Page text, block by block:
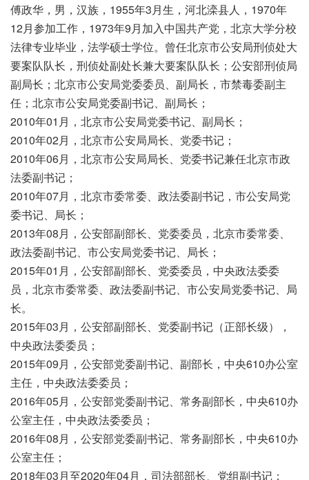
傅政华，男，汉族，1955年3月生，河北滦县人，1970年
12月参加工作，1973年9月加入中国共产党，北京大学分校
法律专业毕业，法学硕士学位。曾任北京市公安局刑侦处大
要案队队长，刑侦处副处长兼大要案队队长；公安部刑侦局
副局长；北京市公安局党委委员、副局长，市禁毒委副主
任；北京市公安局党委副书记、副局长；
2010年01月，北京市公安局党委书记、副局长；
2010年02月，北京市公安局局长、党委书记；
2010年06月，北京市公安局局长、党委书记兼任北京市政
法委副书记；
2010年07月，北京市委常委、政法委副书记，市公安局党
委书记、局长；
2013年08月，公安部副部长、党委委员，北京市委常委、
政法委副书记、市公安局党委书记、局长；
2015年01月，公安部副部长、党委委员，中央政法委委
员，北京市委常委、政法委副书记、市公安局党委书记、局
长。
2015年03月，公安部副部长、党委副书记（正部长级），
中央政法委委员；
2015年09月，公安部党委副书记、副部长，中央610办公室
主任，中央政法委委员；
2016年05月，公安部党委副书记、常务副部长，中央610办
公室主任，中央政法委委员；
2016年08月，公安部党委副书记、常务副部长，中央610办
公室主任；
2018年03月至2020年04月，司法部部长、党组副书记；